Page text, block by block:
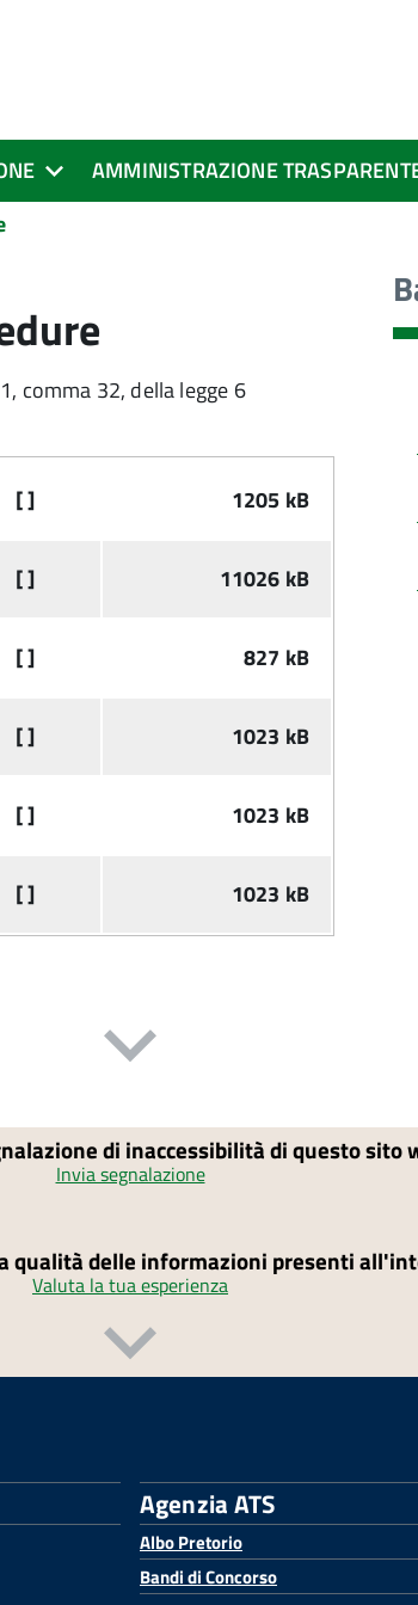
AMMINISTRAZIONE
comma 32, della legge 6
[ ] 1205 kB
[ ] 11026 kB
[ ] 827 kB
[ ] 1023 kB
[ ] 1023 kB
[ ] 1023 kB
di inaccessibilità di questo sito
Invia segnalazione
qualità delle informazioni presenti
Valuta la tua esperienza
Agenzia ATS
Albo Pretorio
Bandi di Concorso